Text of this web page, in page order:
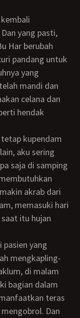
yang pasti,
Har berubah
pandang untuk
yang
mandi dan
celana dan
hendak
aku sering
saja di samping
akrab dari
memasuki hari
itu hujan
mengkapling-
di malam
bagian dalam
teras
Dan